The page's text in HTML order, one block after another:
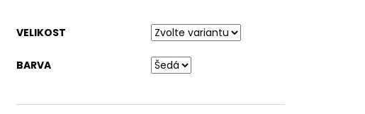
hvězdiček.
VELIKOST
BARVA